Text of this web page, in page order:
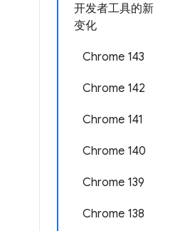
开发者工具的新
变化
Chrome 143
Chrome 142
Chrome 141
Chrome 140
Chrome 139
Chrome 138